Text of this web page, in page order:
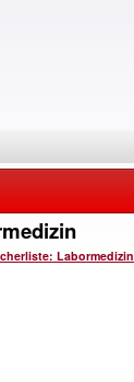
Labormedizin